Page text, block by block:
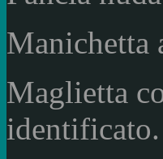
Manichetta
Maglietta
identificato.